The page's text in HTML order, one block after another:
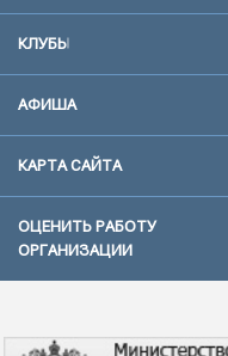
КЛУБЫ
АФИША
КАРТА САЙТА
ОЦЕНИТЬ РАБОТУ
ОРГАНИЗАЦИИ